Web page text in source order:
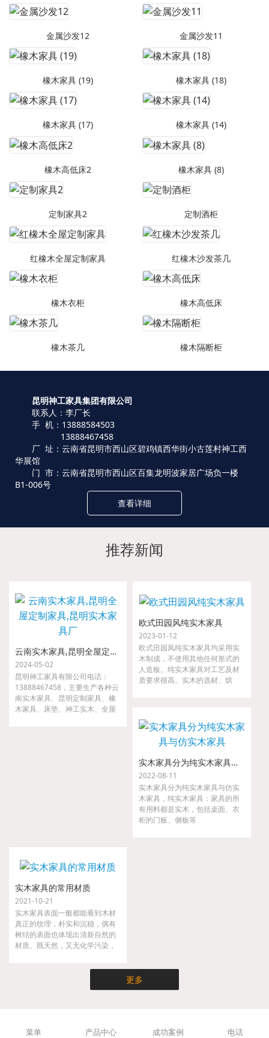
金属沙发12 金属沙发11
橡木家具 (19) 橡木家具 (18)
橡木家具 (17) 橡木家具 (14)
橡木高低床2 橡木家具 (8)
定制家具2 定制酒柜
红橡木全屋定制家具 红橡木沙发茶几
橡木衣柜 橡木高低床
橡木茶几 橡木隔断柜
昆明神工家具集团有限公司
联系人：李厂长
手 机：13888584503
13888467458
厂 址：云南省昆明市西山区碧鸡镇西华街小古莲村神工西
华展馆
门 市：云南省昆明市西山区百集龙明波家居广场负一楼
B1-006号
查看详细
推荐新闻
云南实木家具,昆明全屋定制家具,昆明实木家具厂
2024-05-02
昆明神工家具有限公司电话：
13888467458，主要生产各种云
南实木家具、昆明定制家具、橡
木家具、床垫、神工实木、全屋
欧式田园风纯实木家具
2023-01-12
欧式田园风纯实木家具均采用实
木制成，不使用其他任何形式的
人造板。纯实木家具对工艺及材
质要求很高。实木的选材、烘
象，大则整套家具变形，以至无
法使用。
实木家具分为纯实木家具与仿实木家具
2022-08-11
实木家具分为纯实木家具与仿实
木家具，纯实木家具：家具的所
有用料都是实木，包括桌面、衣
柜的门板、侧板等
实木家具的常用材质
2021-10-21
实木家具表面一般都能看到木材
真正的纹理，朴实和沉稳，偶有
树结的表面也体现出清新自然的
材质、既天然，又无化学污染，
现代都市人崇尚大自然的家具。
更多
菜单 产品中心 成功案例 电话